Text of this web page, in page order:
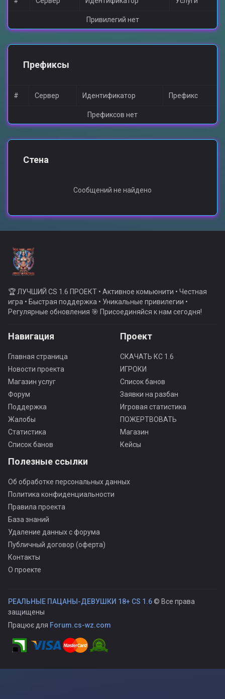
Привилегий нет
Префиксы
# Сервер Идентификатор Префикс
Префиксов нет
Стена
Сообщений не найдено
🏆 ЛУЧШИЙ CS 1.6 ПРОЕКТ • Активное комьюнити • Честная
игра • Быстрая поддержка • Уникальные привилегии •
Регулярные обновления 🎯 Присоединяйся к нам сегодня!
Навигация
Главная страница
Новости проекта
Магазин услуг
Форум
Поддержка
Жалобы
Статистика
Список банов
Проект
СКАЧАТЬ КС 1.6
ИГРОКИ
Список банов
Заявки на разбан
Игровая статистика
ПОЖЕРТВОВАТЬ
Магазин
Кейсы
Полезные ссылки
Об обработке персональных данных
Политика конфиденциальности
Правила проекта
База знаний
Удаление данных с форума
Публичный договор (оферта)
Контакты
О проекте
РЕАЛЬНЫЕ ПАЦАНЫ-ДЕВУШКИ 18+ CS 1.6© Все права
защищены
Працює для Forum.cs-wz.com